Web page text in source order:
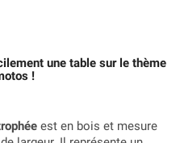
une table sur le thème
!
est en bois et mesure